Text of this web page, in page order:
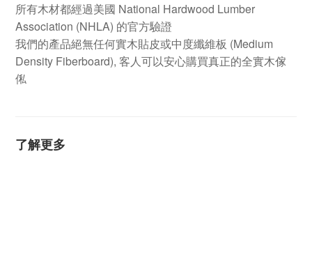
所有木材都經過美國 National Hardwood Lumber
Association (NHLA) 的官方驗證
我們的產品絕無任何實木貼皮或中度纖維板 (Medium
Density Fiberboard), 客人可以安心購買真正的全實木傢
俬
了解更多